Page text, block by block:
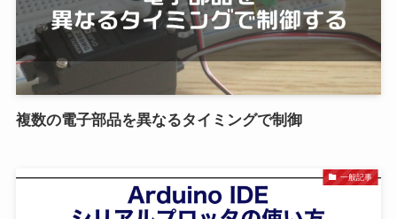
複数の電子部品を異なるタイミングで制御
一般記事